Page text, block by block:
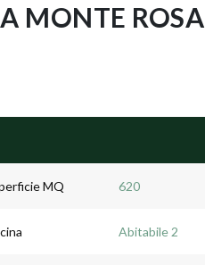
MONTE ROSA
MQ 620
Abitabile 2